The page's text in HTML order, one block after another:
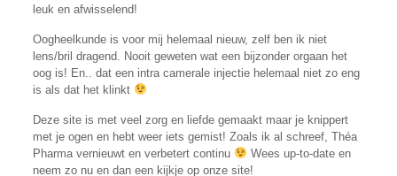
leuk en afwisselend!
Oogheelkunde is voor mij helemaal nieuw, zelf ben ik niet
lens/bril dragend. Nooit geweten wat een bijzonder orgaan het
oog is! En.. dat een intra camerale injectie helemaal niet zo eng
is als dat het klinkt
Deze site is met veel zorg en liefde gemaakt maar je knippert
met je ogen en hebt weer iets gemist! Zoals ik al schreef, Théa
Pharma vernieuwt en verbetert continu
Wees up-to-date en
neem zo nu en dan een kijkje op onze site!